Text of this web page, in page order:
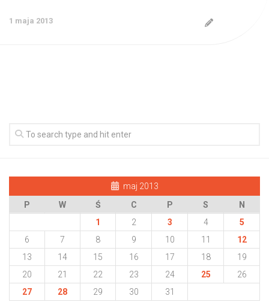
1 maja 2013
maj 2013
P
W Ś C P S
N
1
2 3 4
5
6
7 8 9 10 11
12
13
14 15 16 17 18
19
20
21 22 23 24 25
26
27
28 29 30
31